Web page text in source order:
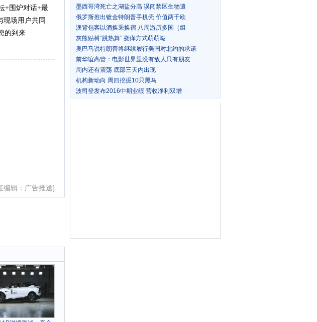
+围炉对话+最
现场用户共同
的到来
编辑：广告推送]
墨西哥湾死亡之湖盐分高 误闯禁区生物遭
俄罗斯推出镀金特朗普手机壳 价值两千欧
澳背包客以酒换乘换宿 八周游历多国（组
灰熊贴树“跳热舞” 挠痒方式萌萌哒
奥巴马说特朗普将继续履行美国对北约的承诺
前华谊高管：电影世界里没有敌人只有朋友
周内还有震荡 底部三天内出现
机构新动向 周四挖掘10只黑马
波司登发布2016中期业绩 营收净利双增